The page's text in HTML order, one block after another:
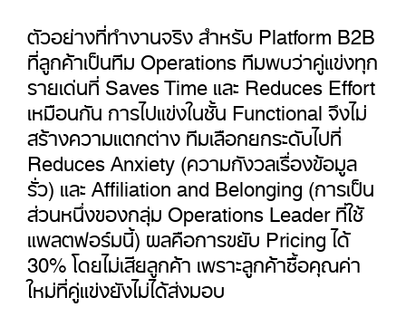
ตัวอย่างที่ทำงานจริง สำหรับ Platform B2B
ที่ลูกค้าเป็นทีม Operations ทีมพบว่าคู่แข่งทุก
รายเด่นที่ Saves Time และ Reduces Effort
เหมือนกัน การไปแข่งในชั้น Functional จึงไม่
สร้างความแตกต่าง ทีมเลือกยกระดับไปที่
Reduces Anxiety (ความกังวลเรื่องข้อมูล
รั่ว) และ Affiliation and Belonging (การเป็น
ส่วนหนึ่งของกลุ่ม Operations Leader ที่ใช้
แพลตฟอร์มนี้) ผลคือการขยับ Pricing ได้
30% โดยไม่เสียลูกค้า เพราะลูกค้าซื้อคุณค่า
ใหม่ที่คู่แข่งยังไม่ได้ส่งมอบ